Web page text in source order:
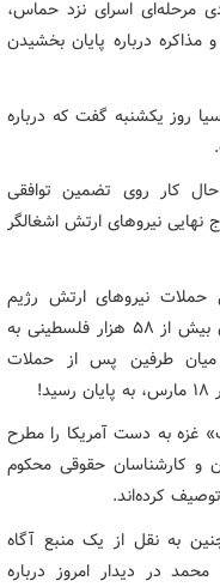
که در آن آزادی مرحله‌ای اسرای نزد حماس،
درباره پایان بخشیدن
روز یکشنبه گفت که درباره
کار روی تضمین توافقی
نهایی نیروهای ارتش اشغالگر
حملات نیروهای ارتش رژیم
صهیونیستی به نوار غزه از اکتبر ۲۰۲۳ تاکنون بیش از ۵۸ هزار فلسطینی به
طرفین پس از حملات
غزه به دست آمریکا را مطرح
و کارشناسان حقوقی محکوم
کرده‌اند.
به نقل از یک منبع آگاه
در دیدار امروز درباره